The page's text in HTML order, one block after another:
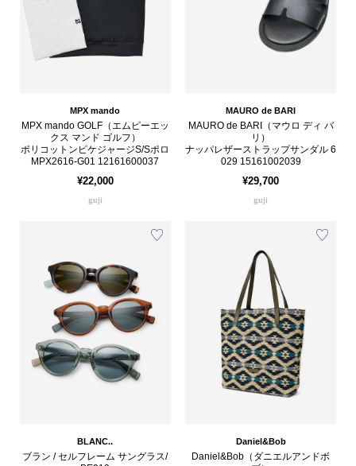
MPX mando
MPX mando GOLF（エムピーエッ
クス マンド ゴルフ）
ポリコットンピケジャージS/Sポロ
MPX2616-G01 12161600037
¥22,000
guji
MAURO de BARI
MAURO de BARI（マウロ ディ バ
リ）
ナッパレザーストラップサンダル 6
029 15161002039
¥29,700
guji
BLANC..
ブラン / セルフレーム サングラス/
Daniel&Bob
Daniel&Bob（ダニエルアンドボ